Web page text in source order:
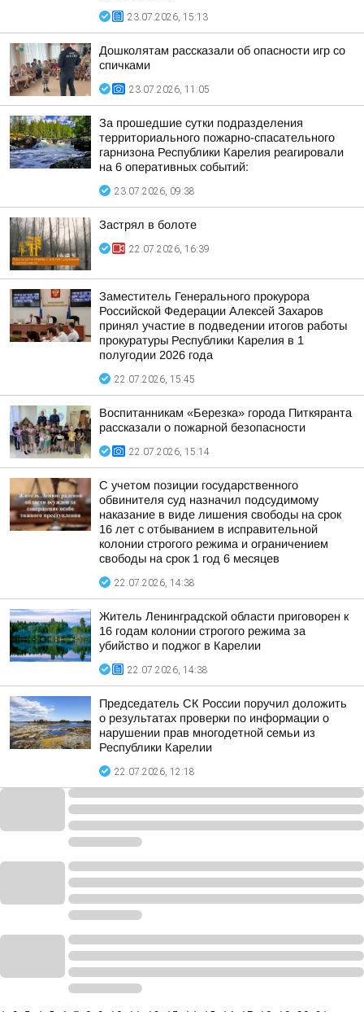
23.07.2026, 15:13
Дошколятам рассказали об опасности игр со
спичками
23.07.2026, 11:05
За прошедшие сутки подразделения
территориального пожарно-спасательного
гарнизона Республики Карелия реагировали
на 6 оперативных событий:
23.07.2026, 09:38
Застрял в болоте
22.07.2026, 16:39
Заместитель Генерального прокурора
Российской Федерации Алексей Захаров
принял участие в подведении итогов работы
прокуратуры Республики Карелия в 1
полугодии 2026 года
22.07.2026, 15:45
Воспитанникам «Березка» города Питкяранта
рассказали о пожарной безопасности
22.07.2026, 15:14
С учетом позиции государственного
обвинителя суд назначил подсудимому
наказание в виде лишения свободы на срок
16 лет с отбыванием в исправительной
колонии строгого режима и ограничением
свободы на срок 1 год 6 месяцев
22.07.2026, 14:38
Житель Ленинградской области приговорен к
16 годам колонии строгого режима за
убийство и поджог в Карелии
22.07.2026, 14:38
Председатель СК России поручил доложить
о результатах проверки по информации о
нарушении прав многодетной семьи из
Республики Карелии
22.07.2026, 12:18